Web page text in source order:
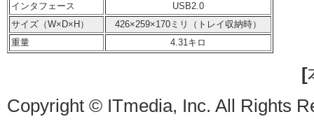
インタフェース
USB2.0
サイズ（W×D×H）
426×259×170ミリ（トレイ収納時）
重量
4.31キロ
[
Copyright © ITmedia, Inc. All Rights